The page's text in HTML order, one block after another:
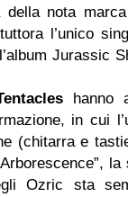
della nota
l’unico
Jurassic
hanno
in cui
(chitarra e
Ozric sta